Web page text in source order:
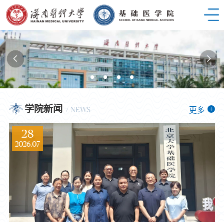
学院新闻 NEWS 更多
28
2026.07